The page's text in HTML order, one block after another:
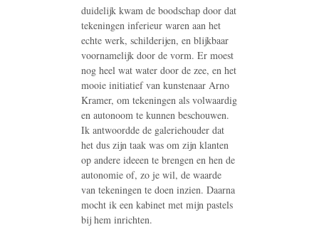
duidelijk kwam de boodschap door dat
tekeningen inferieur waren aan het
echte werk, schilderijen, en blijkbaar
voornamelijk door de vorm. Er moest
nog heel wat water door de zee, en het
mooie initiatief van kunstenaar Arno
Kramer, om tekeningen als volwaardig
en autonoom te kunnen beschouwen.
Ik antwoordde de galeriehouder dat
het dus zijn taak was om zijn klanten
op andere ideeen te brengen en hen de
autonomie of, zo je wil, de waarde
van tekeningen te doen inzien. Daarna
mocht ik een kabinet met mijn pastels
bij hem inrichten.